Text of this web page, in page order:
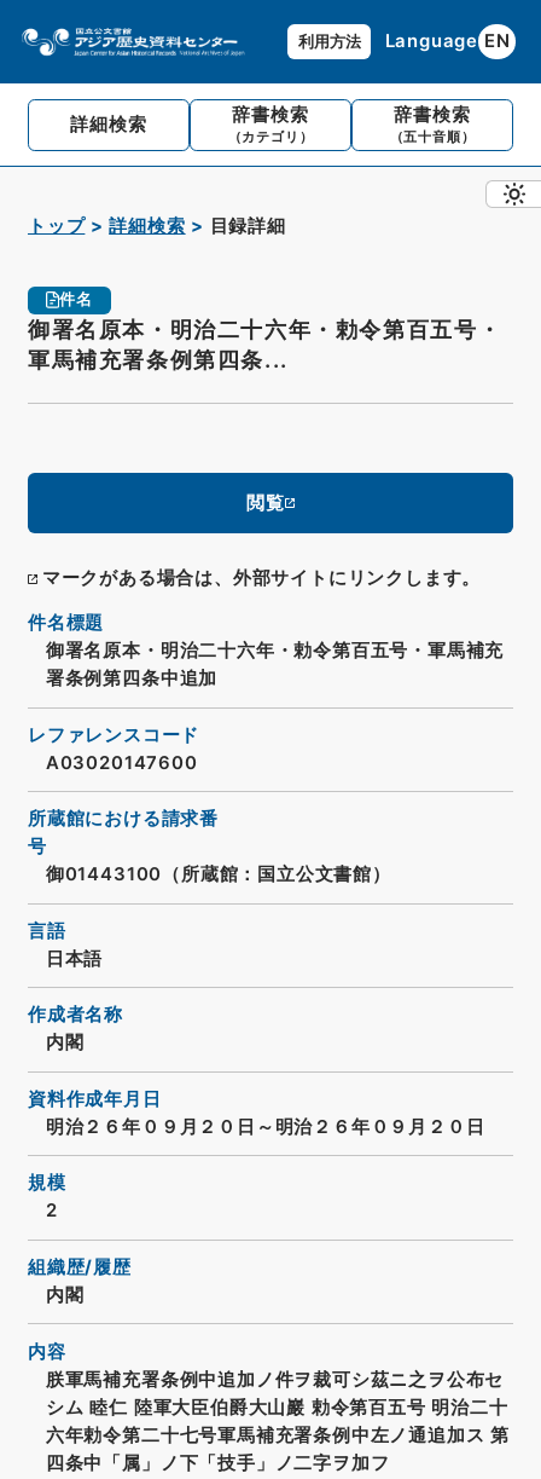
利用方法 Language EN
詳細検索 辞書検索
（カテゴリ）
辞書検索
（五十音順）
トップ 詳細検索 目録詳細
件名
御署名原本・明治二十六年・勅令第百五号・
軍馬補充署条例第四条...
閲覧
マークがある場合は、外部サイトにリンクします。
件名標題
御署名原本・明治二十六年・勅令第百五号・軍馬補充
署条例第四条中追加
レファレンスコード
A03020147600
所蔵館における請求番
号
御01443100（所蔵館：国立公文書館）
言語
日本語
作成者名称
内閣
資料作成年月日
明治２６年０９月２０日～明治２６年０９月２０日
規模
2
組織歴/履歴
内閣
内容
朕軍馬補充署条例中追加ノ件ヲ裁可シ茲ニ之ヲ公布セ
シム 睦仁 陸軍大臣伯爵大山巖 勅令第百五号 明治二十
六年勅令第二十七号軍馬補充署条例中左ノ通追加ス 第
四条中「属」ノ下「技手」ノ二字ヲ加フ